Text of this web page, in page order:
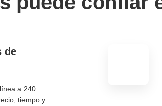
de
a 240
tiempo y